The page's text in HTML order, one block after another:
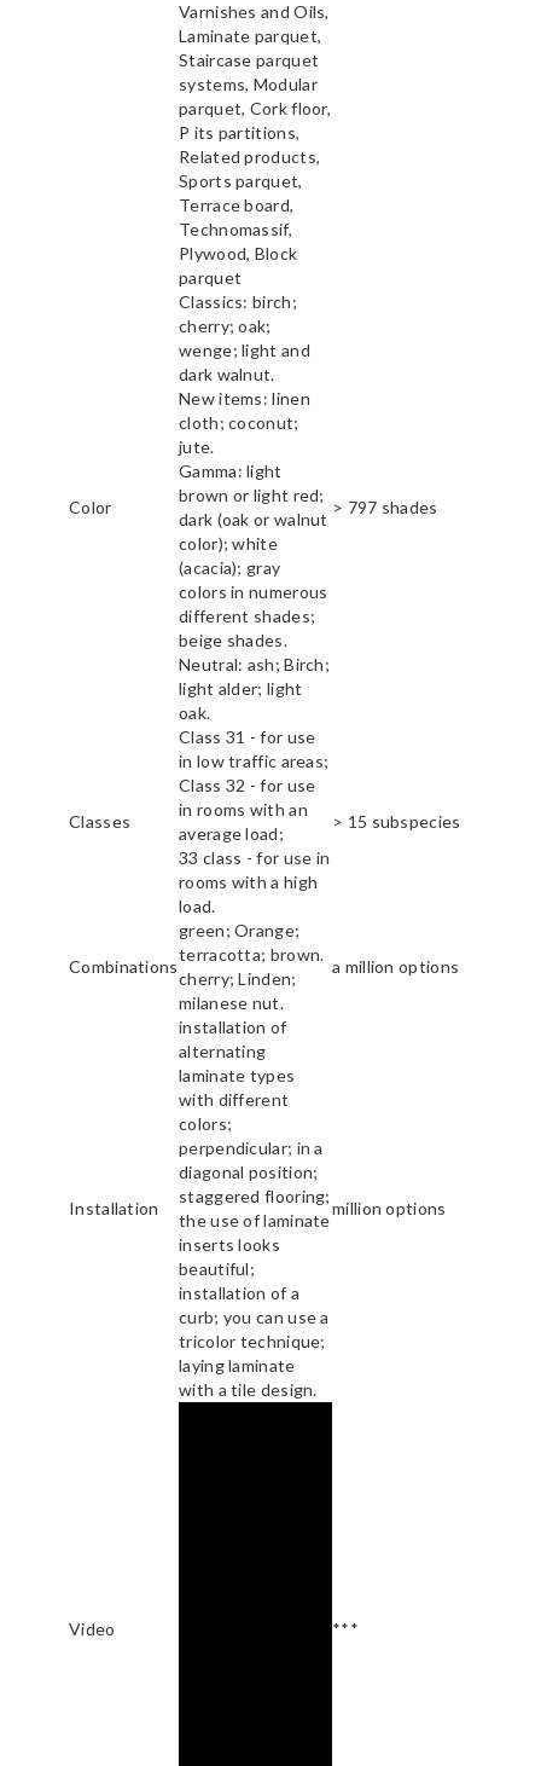
Varnishes and Oils,
Laminate parquet,
Staircase parquet
systems, Modular
parquet, Cork floor,
P its partitions,
Related products,
Sports parquet,
Terrace board,
Technomassif,
Plywood, Block
parquet
Color
Classics: birch;
cherry; oak;
wenge; light and
dark walnut.
New items: linen
cloth; coconut;
jute.
Gamma: light
brown or light red;
dark (oak or walnut
color); white
(acacia); gray
colors in numerous
different shades;
beige shades.
Neutral: ash; Birch;
light alder; light
oak.
> 797 shades
Classes
Class 31 - for use
in low traffic areas;
Class 32 - for use
in rooms with an
average load;
33 class - for use in
rooms with a high
load.
> 15 subspecies
Combinations
green; Orange;
terracotta; brown.
cherry; Linden;
milanese nut.
a million options
Installation
installation of
alternating
laminate types
with different
colors;
perpendicular; in a
diagonal position;
staggered flooring;
the use of laminate
inserts looks
beautiful;
installation of a
curb; you can use a
tricolor technique;
laying laminate
with a tile design.
million options
Video ***